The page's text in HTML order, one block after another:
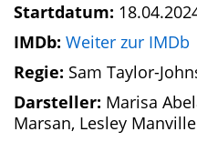
Startdatum:
IMDb: Weiter zur IMDb
Regie: Sam Taylor-
Darsteller: Marisa
Marsan, Lesley